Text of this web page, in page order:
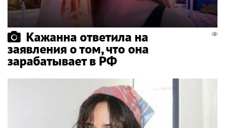
Кажанна ответила на
заявления о том, что она
зарабатывает в РФ